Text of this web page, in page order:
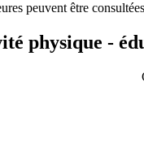
peuvent être
physique -